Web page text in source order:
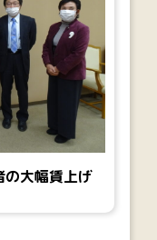
の大幅賃上げ